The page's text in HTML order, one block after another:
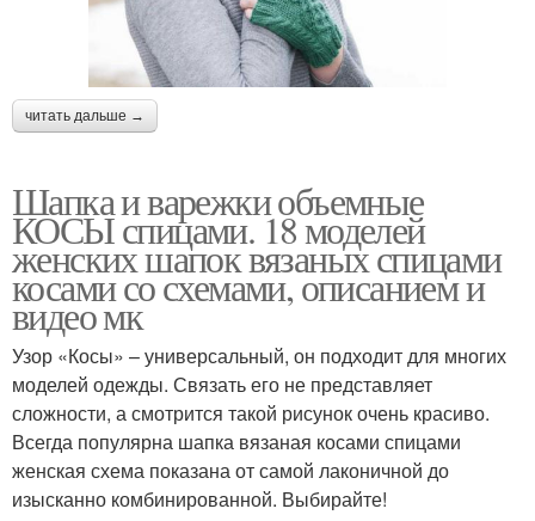
читать дальше →
Шапка и варежки объемные
КОСЫ спицами. 18 моделей
женских шапок вязаных спицами
косами со схемами, описанием и
видео мк
Узор «Косы» – универсальный, он подходит для многих
моделей одежды. Связать его не представляет
сложности, а смотрится такой рисунок очень красиво.
Всегда популярна шапка вязаная косами спицами
женская схема показана от самой лаконичной до
изысканно комбинированной. Выбирайте!